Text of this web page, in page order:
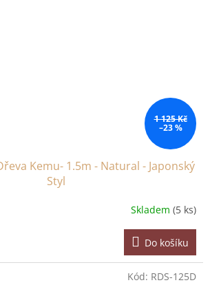
1 125 Kč
–23 %
Kemu- 1.5m - Natural - Japonský
Styl
Skladem (5 ks)
Do košíku
Kód: RDS-125D